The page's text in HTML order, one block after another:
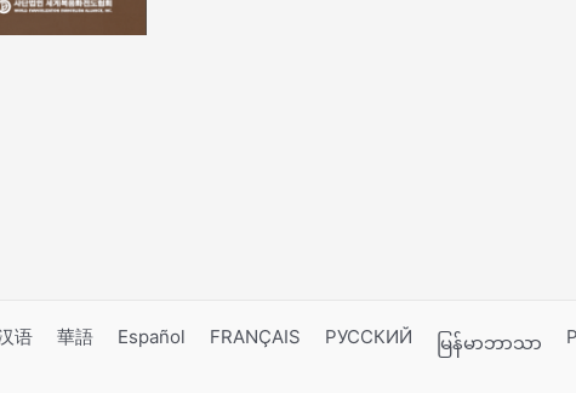
语 華語 Español FRANÇAIS РУССКИЙ မြန်မာဘာသာ